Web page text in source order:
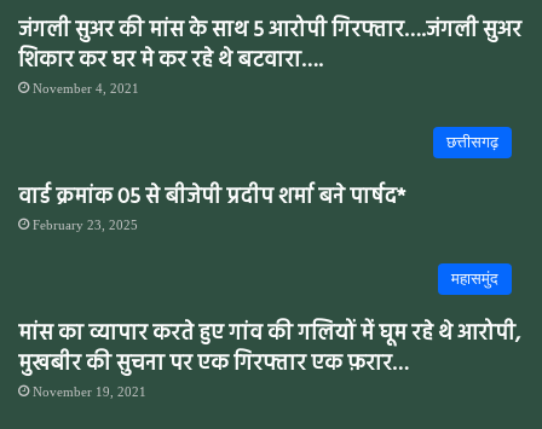
जंगली सुअर की मांस के साथ 5 आरोपी गिरफ्तार….जंगली सुअर
शिकार कर घर मे कर रहे थे बटवारा….
November 4, 2021
छत्तीसगढ़
वार्ड क्रमांक 05 से बीजेपी प्रदीप शर्मा बने पार्षद*
February 23, 2025
महासमुंद
मांस का व्यापार करते हुए गांव की गलियों में घूम रहे थे आरोपी,
मुखबीर की सुचना पर एक गिरफ्तार एक फ़रार…
November 19, 2021